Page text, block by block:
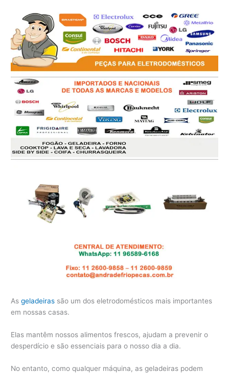
Asgeladeiras são um dos eletrodomésticos mais importantes
em nossas casas.
Elas mantêm nossos alimentos frescos, ajudam a prevenir o
desperdício e são essenciais para o nosso dia a dia.
No entanto, como qualquer máquina, as geladeiras podem